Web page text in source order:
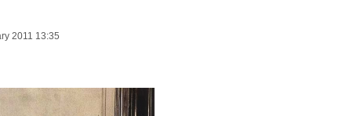
2011 13:35